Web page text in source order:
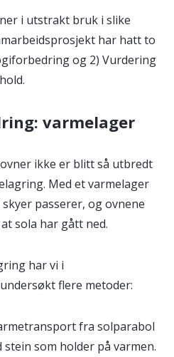
i utstrakt bruk i slike
har hatt to
og 2) Vurdering
varmelager
ikke er blitt så utbredt
Med et varmelager
passerer, og ovnene
sola har gått ned.
har vi i
flere metoder:
fra solparabol
som holder på varmen.